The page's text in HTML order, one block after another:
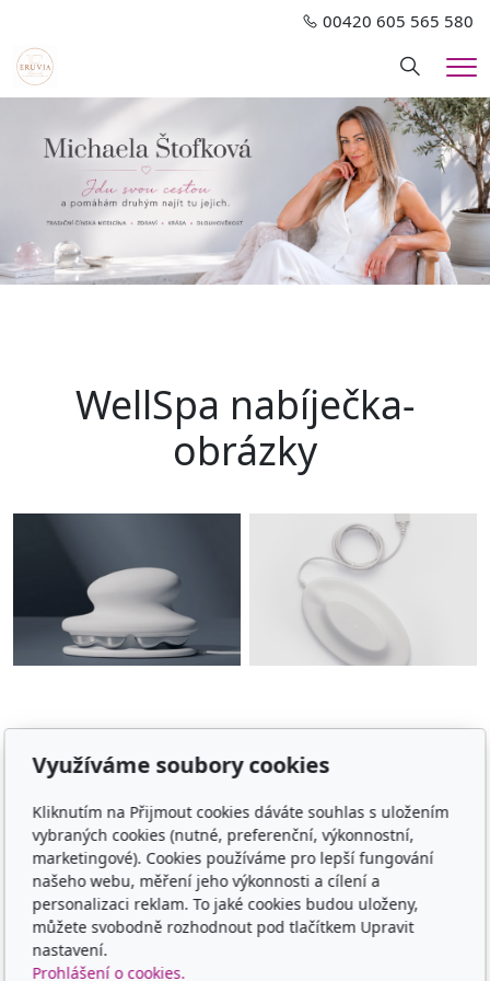
00420 605 565 580
Hledání
WellSpa nabíječka-
obrázky
Adresa
TCM - Eruvia
Lesní 719, 34506 Kdyně
Kontakt
00420 605 565 580
Využíváme soubory cookies
Kliknutím na Přijmout cookies dáváte souhlas s uložením
vybraných cookies (nutné, preferenční, výkonnostní,
marketingové). Cookies používáme pro lepší fungování
našeho webu, měření jeho výkonnosti a cílení a
personalizaci reklam. To jaké cookies budou uloženy,
můžete svobodně rozhodnout pod tlačítkem Upravit
nastavení.
Prohlášení o cookies.